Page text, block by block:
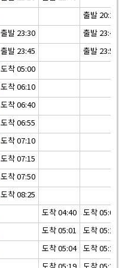
출발 20:25
출발 23:30 출발 23:45
출발 23:45 출발 23:59
도착 05:00
도착 06:10
도착 06:40
도착 06:55
도착 07:10
도착 07:15
도착 07:50
도착 08:25
도착 04:40 도착 05:00
도착 05:01 도착 05:21
도착 05:04 도착 05:24